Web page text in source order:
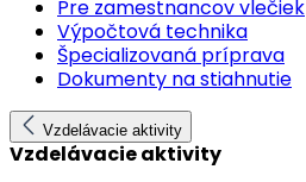
Pre zamestnancov vlečiek
Výpočtová technika
Špecializovaná príprava
Dokumenty na stiahnutie
Vzdelávacie aktivity
Vzdelávacie aktivity